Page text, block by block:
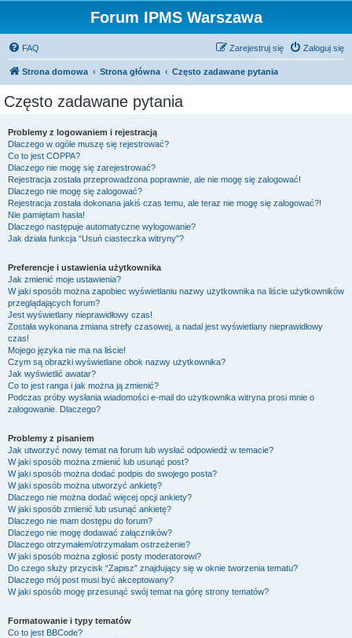
Forum IPMS Warszawa
FAQ Zaloguj się
Zarejestruj się
Strona domowa Strona główna Często zadawane pytania
Często zadawane pytania
Problemy z logowaniem i rejestracją
Dlaczego w ogóle muszę się rejestrować?
Co to jest COPPA?
Dlaczego nie mogę się zarejestrować?
Rejestracja została przeprowadzona poprawnie, ale nie mogę się zalogować!
Dlaczego nie mogę się zalogować?
Rejestracja została dokonana jakiś czas temu, ale teraz nie mogę się zalogować?!
Nie pamiętam hasła!
Dlaczego następuje automatyczne wylogowanie?
Jak działa funkcja “Usuń ciasteczka witryny”?
Preferencje i ustawienia użytkownika
Jak zmienić moje ustawienia?
W jaki sposób można zapobiec wyświetlaniu nazwy użytkownika na liście użytkowników
przeglądających forum?
Jest wyświetlany nieprawidłowy czas!
Została wykonana zmiana strefy czasowej, a nadal jest wyświetlany nieprawidłowy
czas!
Mojego języka nie ma na liście!
Czym są obrazki wyświetlane obok nazwy użytkownika?
Jak wyświetlić awatar?
Co to jest ranga i jak można ją zmienić?
Podczas próby wysłania wiadomości e-mail do użytkownika witryna prosi mnie o
zalogowanie. Dlaczego?
Problemy z pisaniem
Jak utworzyć nowy temat na forum lub wysłać odpowiedź w temacie?
W jaki sposób można zmienić lub usunąć post?
W jaki sposób można dodać podpis do swojego posta?
W jaki sposób można utworzyć ankietę?
Dlaczego nie można dodać więcej opcji ankiety?
W jaki sposób zmienić lub usunąć ankietę?
Dlaczego nie mam dostępu do forum?
Dlaczego nie mogę dodawać załączników?
Dlaczego otrzymałem/otrzymałam ostrzeżenie?
W jaki sposób można zgłosić posty moderatorowi?
Do czego służy przycisk “Zapisz” znajdujący się w oknie tworzenia tematu?
Dlaczego mój post musi być akceptowany?
W jaki sposób mogę przesunąć swój temat na górę strony tematów?
Formatowanie i typy tematów
Co to jest BBCode?